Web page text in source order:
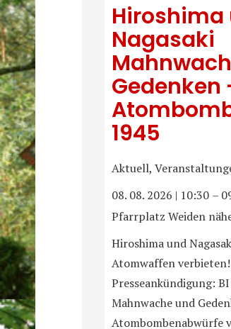
Hiroshima
Nagasaki
Gedenken
1945
Aktuell,
08. 08. 2026 | 10:30 –
Pfarrplatz Weiden
Hiroshima und
Atomwaffen
Presseankündigung:
Mahnwache und
Atombombenabwürfe